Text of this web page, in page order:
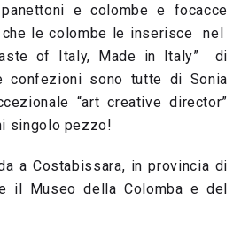
e colombe e focacce
che le colombe le inserisce nel
of Italy, Made in Italy” di
confezioni sono tutte di Sonia
“art creative director”
singolo pezzo!
a Costabissara, in provincia di
il Museo della Colomba e del